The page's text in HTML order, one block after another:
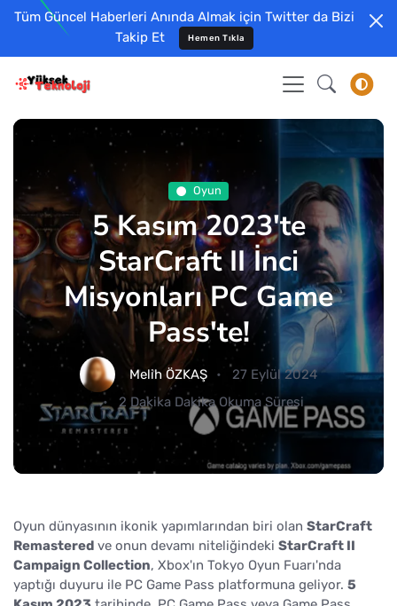
Tüm Güncel Haberleri Anında Almak için Twitter da Bizi
Takip Et
Hemen Tıkla
Oyun
5 Kasım 2023'te
StarCraft II İnci
Misyonları PC Game
Pass'te!
Melih ÖZKAŞ
27 Eylül 2024
2 Dakika Dakika Okuma Süresi
Oyun dünyasının ikonik yapımlarından biri olan StarCraft
Remastered ve onun devamı niteliğindeki StarCraft II
Campaign Collection, Xbox'ın Tokyo Oyun Fuarı'nda
yaptığı duyuru ile PC Game Pass platformuna geliyor. 5